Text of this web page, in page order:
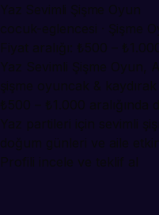
Yaz Sevimli Şişme Oyun
cocuk-eglencesi · Şişme
Fiyat aralığı: ₺500 –
Yaz Sevimli Şişme Oyun,
şişme oyuncak &
₺500 – ₺1.000 aralığında
Yaz partileri için sevimli
doğum günleri ve aile
Profili incele ve teklif al